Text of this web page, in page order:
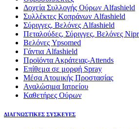
Δοχεία Συλλογής Ούρων Alfashield
Συλλέκτες Κοπράνων Alfashield
Σύριγγες, Βελόνες Alfashield
Πεταλούδες, Σύριγγες, Βελόνες
Βελόνες Ypsomed
Γάντια Alfashield
Προϊόντα Ακράτειας-Attends
Επίθεμα σε μορφή Spray
Μέσα Ατομικής Προστασίας
Αναλώσιμα Ιατρείου
Καθετήρες Ούρων
ΔΙΑΓΝΩΣΤΙΚΕΣ ΣΥΣΚΕΥΕΣ